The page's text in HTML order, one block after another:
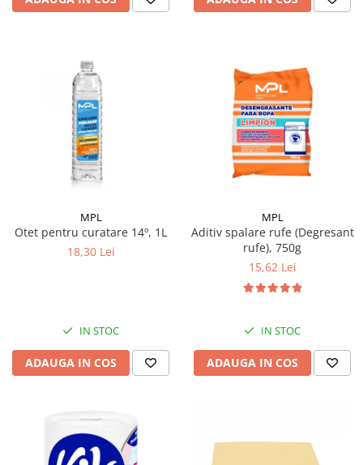
MPL
Otet pentru curatare 14º, 1L
18,30 Lei
IN STOC
ADAUGA IN COS
MPL
Aditiv spalare rufe (Degresant
rufe), 750g
15,62 Lei
IN STOC
ADAUGA IN COS